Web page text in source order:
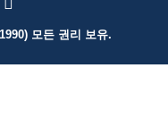
모든 권리 보유.